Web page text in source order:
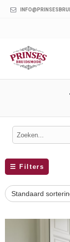
☰ Filters